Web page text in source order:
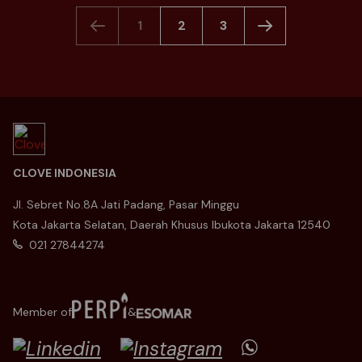
1 2 3
Member of &
CLOVE INDONESIA
Jl. Sebret No.8A Jati Padang, Pasar Minggu
Kota Jakarta Selatan, Daerah Khusus Ibukota Jakarta 12540
021 27844274